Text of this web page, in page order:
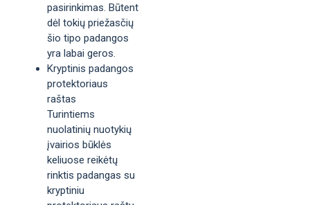
pasirinkimas. Būtent
dėl tokių priežasčių
šio tipo padangos
yra labai geros.
Kryptinis padangos
protektoriaus
raštas
Turintiems
nuolatinių nuotykių
įvairios būklės
keliuose reikėtų
rinktis padangas su
kryptiniu